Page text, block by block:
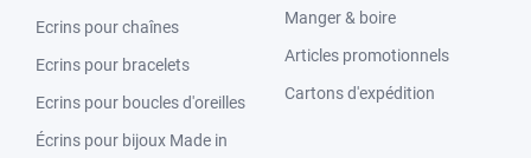
Ecrins pour chaînes
Ecrins pour bracelets
Ecrins pour boucles d'oreilles
Écrins pour bijoux Made in
Manger & boire
Articles promotionnels
Cartons d'expédition